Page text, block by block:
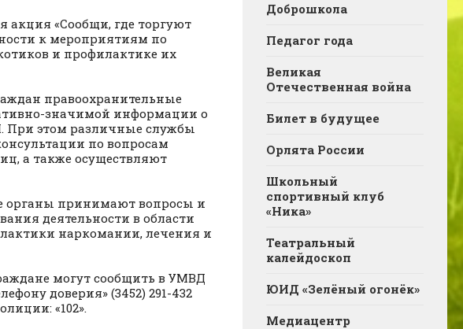
акция «Сообщи, где торгуют
к мероприятиям по
и профилактике их
правоохранительные
значимой информации о
При этом различные службы
по вопросам
а также осуществляют
органы принимают вопросы и
деятельности в области
наркомании, лечения и
могут сообщить в УМВД
доверия» (3452) 291-432
«102».
Доброшкола
Педагог года
Великая
Отечественная война
Билет в будущее
Орлята России
Школьный
спортивный клуб
«Ника»
Театральный
калейдоскоп
ЮИД «Зелёный огонёк»
Медиацентр